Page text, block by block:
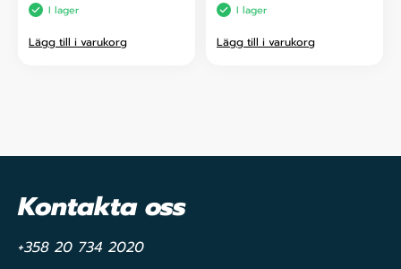
I lager
Lägg till i varukorg
I lager
Lägg till i varukorg
Kontakta oss
+358 20 734 2020